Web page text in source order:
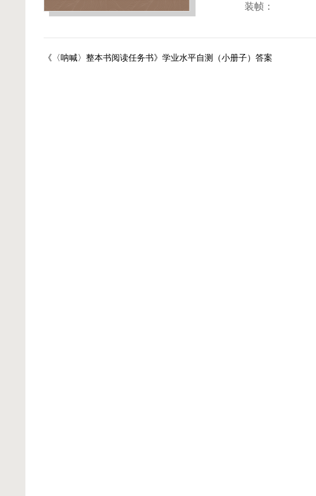
装帧：
《〈呐喊〉整本书阅读任务书》学业水平自测（小册子）答案